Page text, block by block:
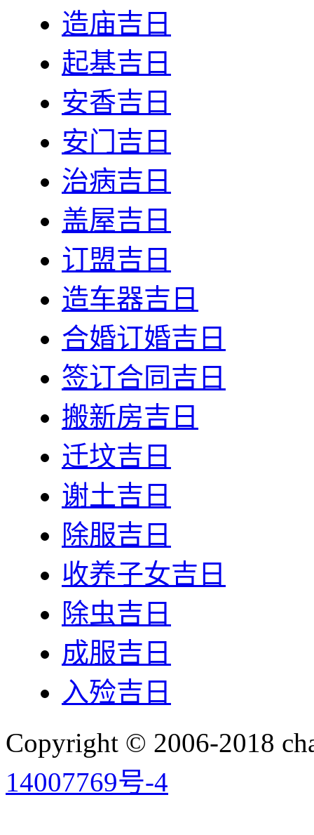
造庙吉日
起基吉日
安香吉日
安门吉日
治病吉日
盖屋吉日
订盟吉日
造车器吉日
合婚订婚吉日
签订合同吉日
搬新房吉日
迁坟吉日
谢土吉日
除服吉日
收养子女吉日
除虫吉日
成服吉日
入殓吉日
Copyright © 2006-2018
14007769号-4